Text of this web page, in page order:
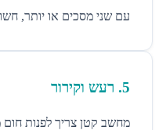
עם שני מסכים או יותר, חשוב
מחשב קטן צריך לפנות חום